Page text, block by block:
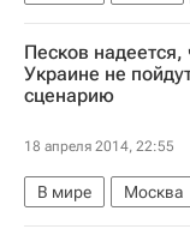
СКА (Санкт-
Александр
Песков надеется,
Украине не
сценарию
18 апреля 2014, 22:55
В мире Москва
Европа